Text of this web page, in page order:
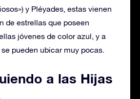
y Pléyades, estas vienen
de estrellas que poseen
jóvenes de color azul, y a
pueden ubicar muy pocas.
a las Hijas